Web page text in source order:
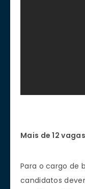
Mais de 12
Para o cargo de
candidatos